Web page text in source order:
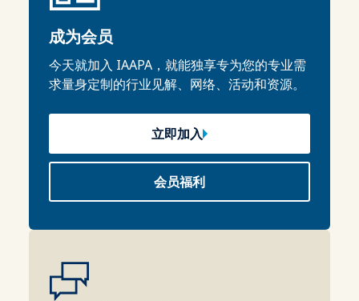
成为会员
今天就加入 IAAPA，就能独享专为您的专业需
求量身定制的行业见解、网络、活动和资源。
立即加入
会员福利